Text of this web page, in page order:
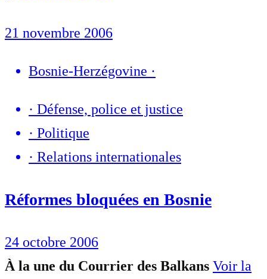
21 novembre 2006
Bosnie-Herzégovine ·
· Défense, police et justice
· Politique
· Relations internationales
Réformes bloquées en Bosnie
24 octobre 2006
À la une du Courrier des Balkans Voir la